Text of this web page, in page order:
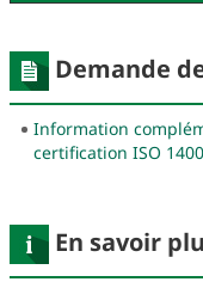
Demande
Information
certification ISO
En savoir